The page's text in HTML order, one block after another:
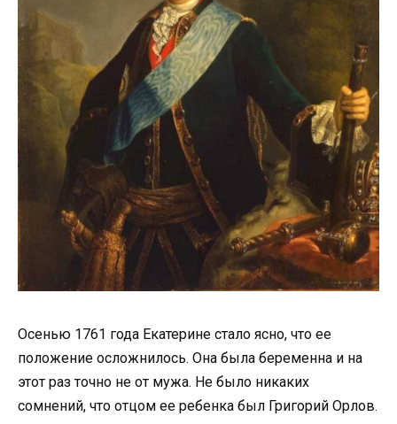
Осенью 1761 года Екатерине стало ясно, что ее
положение осложнилось. Она была беременна и на
этот раз точно не от мужа. Не было никаких
сомнений, что отцом ее ребенка был Григорий Орлов.